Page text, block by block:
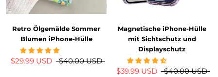
Retro Ölgemälde Sommer
Blumen iPhone-Hülle
$29.99 USD $40.00 USD
Magnetische iPhone-Hülle
mit Sichtschutz und
Displayschutz
$39.99 USD $40.00 USD